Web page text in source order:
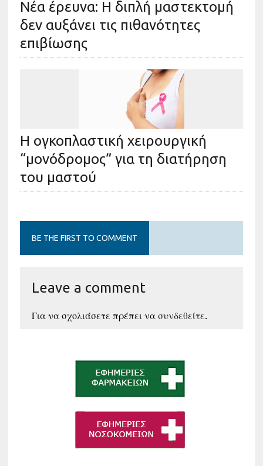
Νέα έρευνα: Η διπλή μαστεκτομή
δεν αυξάνει τις πιθανότητες
επιβίωσης
Η ογκοπλαστική χειρουργική
“μονόδρομος” για τη διατήρηση
του μαστού
BE THE FIRST TO COMMENT
Leave a comment
Για να σχολιάσετε πρέπει νασυνδεθείτε.